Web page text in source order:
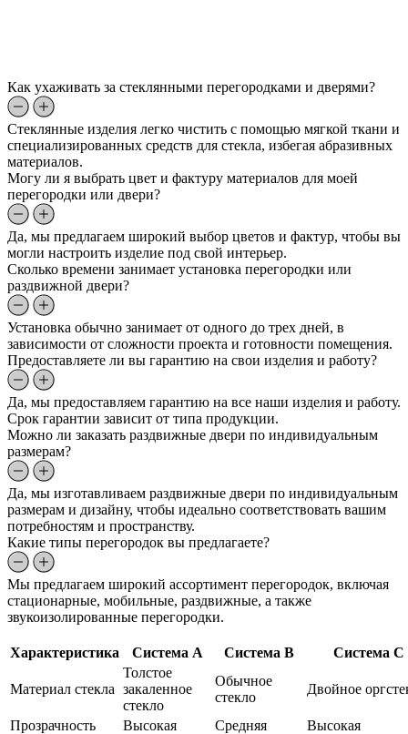
Как ухаживать за стеклянными перегородками и дверями?
Стеклянные изделия легко чистить с помощью мягкой ткани и
специализированных средств для стекла, избегая абразивных
материалов.
Могу ли я выбрать цвет и фактуру материалов для моей
перегородки или двери?
Да, мы предлагаем широкий выбор цветов и фактур, чтобы вы
могли настроить изделие под свой интерьер.
Сколько времени занимает установка перегородки или
раздвижной двери?
Установка обычно занимает от одного до трех дней, в
зависимости от сложности проекта и готовности помещения.
Предоставляете ли вы гарантию на свои изделия и работу?
Да, мы предоставляем гарантию на все наши изделия и работу.
Срок гарантии зависит от типа продукции.
Можно ли заказать раздвижные двери по индивидуальным
размерам?
Да, мы изготавливаем раздвижные двери по индивидуальным
размерам и дизайну, чтобы идеально соответствовать вашим
потребностям и пространству.
Какие типы перегородок вы предлагаете?
Мы предлагаем широкий ассортимент перегородок, включая
стационарные, мобильные, раздвижные, а также
звукоизолированные перегородки.
Характеристика Система A Система B Система C
Материал стекла
Толстое
закаленное
стекло
Обычное
стекло
Двойное
Прозрачность Высокая Средняя
Высокая